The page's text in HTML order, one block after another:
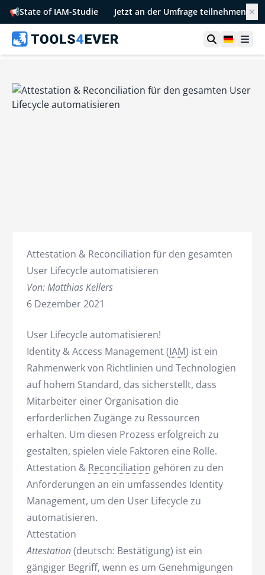
📢State of IAM-Studie Jetzt an der Umfrage teilnehmen ✕
Suche
Attestation & Reconciliation für den gesamten
User Lifecycle automatisieren
Von: Matthias Kellers
6 Dezember 2021
User Lifecycle automatisieren!
Identity & Access Management (IAM) ist ein
Rahmenwerk von Richtlinien und Technologien
auf hohem Standard, das sicherstellt, dass
Mitarbeiter einer Organisation die
erforderlichen Zugänge zu Ressourcen
erhalten. Um diesen Prozess erfolgreich zu
gestalten, spielen viele Faktoren eine Rolle.
Attestation & Reconciliation gehören zu den
Anforderungen an ein umfassendes Identity
Management, um den User Lifecycle zu
automatisieren.
Attestation
Attestation(deutsch: Bestätigung) ist ein
gängiger Begriff, wenn es um Genehmigungen